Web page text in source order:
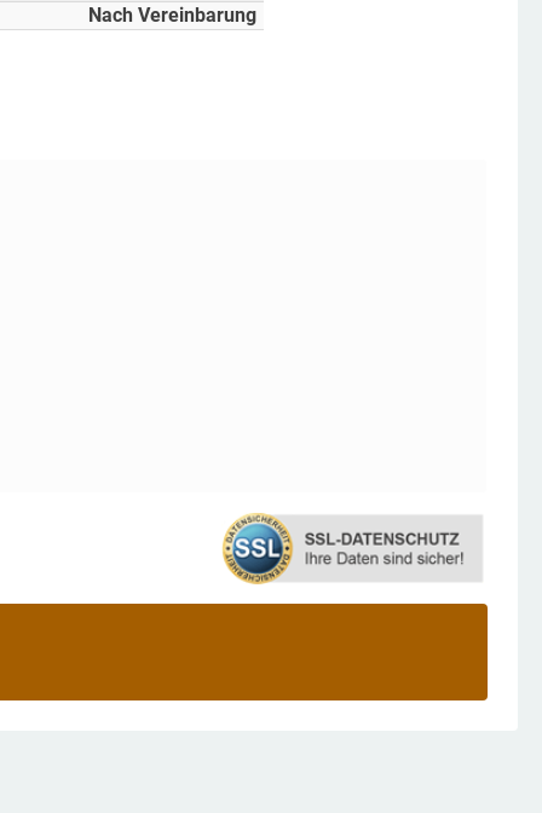
Nach Vereinbarung